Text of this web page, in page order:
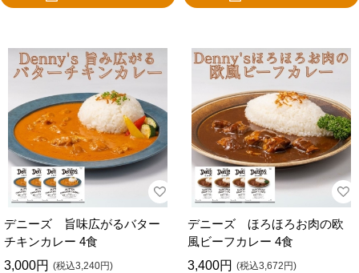
デニーズ 旨味広がるバター
チキンカレー 4食
3,000円 (税込3,240円)
デニーズ ほろほろお肉の欧
風ビーフカレー 4食
3,400円 (税込3,672円)